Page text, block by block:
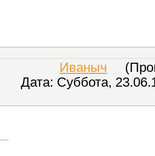
Иваныч
Дата: Суббота,